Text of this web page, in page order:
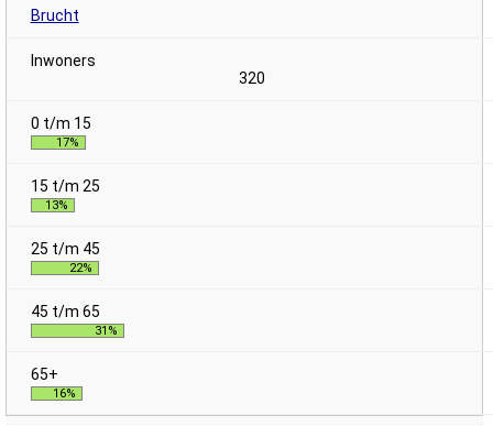
Brucht
320
17%
13%
22%
31%
16%